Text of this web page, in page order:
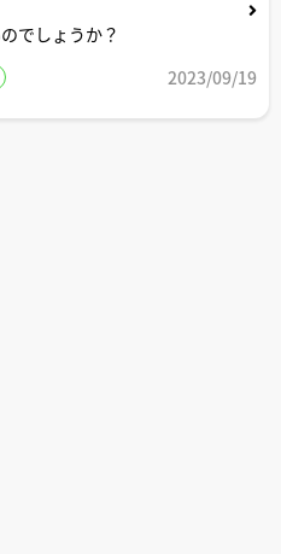
でしょうか？
2023/09/19